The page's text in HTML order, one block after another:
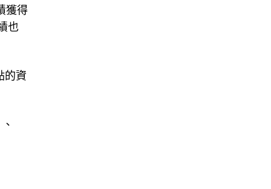
獲得
也
的資